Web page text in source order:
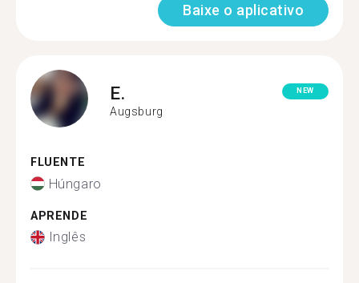
Baixe o aplicativo
E.
Augsburg
NEW
FLUENTE
Húngaro
APRENDE
Inglês